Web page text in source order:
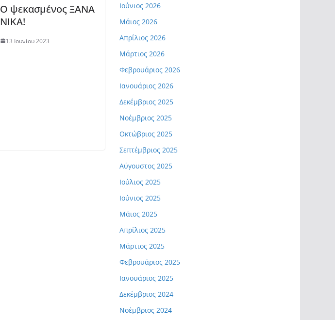
Ο ψεκασμένος ΞΑΝΑ
ΝΙΚΑ!
13 Ιουνίου 2023
Ιούνιος 2026
Μάιος 2026
Απρίλιος 2026
Μάρτιος 2026
Φεβρουάριος 2026
Ιανουάριος 2026
Δεκέμβριος 2025
Νοέμβριος 2025
Οκτώβριος 2025
Σεπτέμβριος 2025
Αύγουστος 2025
Ιούλιος 2025
Ιούνιος 2025
Μάιος 2025
Απρίλιος 2025
Μάρτιος 2025
Φεβρουάριος 2025
Ιανουάριος 2025
Δεκέμβριος 2024
Νοέμβριος 2024